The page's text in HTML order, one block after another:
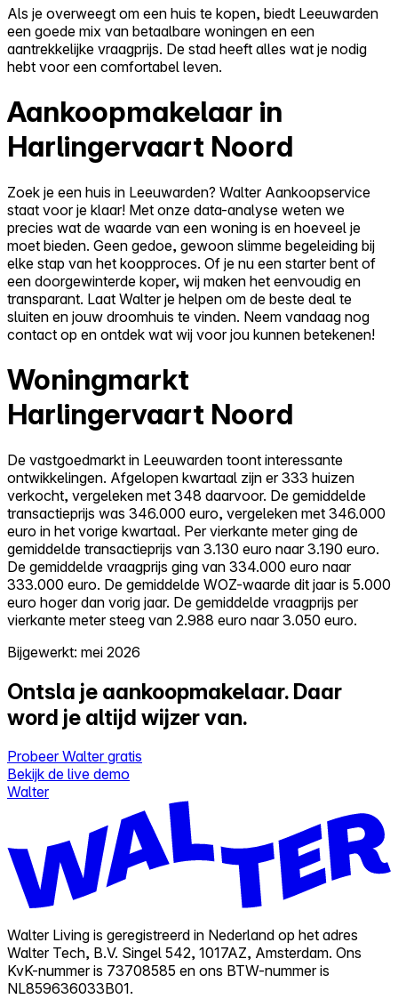
Als je overweegt om een huis te kopen, biedt Leeuwarden
een goede mix van betaalbare woningen en een
aantrekkelijke vraagprijs. De stad heeft alles wat je nodig
hebt voor een comfortabel leven.
Aankoopmakelaar in
Harlingervaart Noord
Zoek je een huis in Leeuwarden? Walter Aankoopservice
staat voor je klaar! Met onze data-analyse weten we
precies wat de waarde van een woning is en hoeveel je
moet bieden. Geen gedoe, gewoon slimme begeleiding bij
elke stap van het koopproces. Of je nu een starter bent of
een doorgewinterde koper, wij maken het eenvoudig en
transparant. Laat Walter je helpen om de beste deal te
sluiten en jouw droomhuis te vinden. Neem vandaag nog
contact op en ontdek wat wij voor jou kunnen betekenen!
Woningmarkt
Harlingervaart Noord
De vastgoedmarkt in Leeuwarden toont interessante
ontwikkelingen. Afgelopen kwartaal zijn er 333 huizen
verkocht, vergeleken met 348 daarvoor. De gemiddelde
transactieprijs was 346.000 euro, vergeleken met 346.000
euro in het vorige kwartaal. Per vierkante meter ging de
gemiddelde transactieprijs van 3.130 euro naar 3.190 euro.
De gemiddelde vraagprijs ging van 334.000 euro naar
333.000 euro. De gemiddelde WOZ-waarde dit jaar is 5.000
euro hoger dan vorig jaar. De gemiddelde vraagprijs per
vierkante meter steeg van 2.988 euro naar 3.050 euro.
Bijgewerkt: mei 2026
Ontsla je aankoopmakelaar. Daar
word je altijd wijzer van.
Probeer Walter gratis
Bekijk de live demo
Walter
Walter Living is geregistreerd in Nederland op het adres
Walter Tech, B.V. Singel 542, 1017AZ, Amsterdam. Ons
KvK-nummer is 73708585 en ons BTW-nummer is
NL859636033B01.